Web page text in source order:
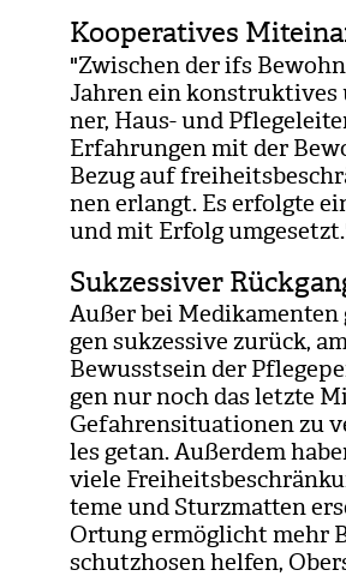
Kooperatives
"Zwi­schen der ifs
Jah­ren ein
ner, Haus- und
Erfah­run­gen mit der
Bezug auf
nen erlangt. Es erfolgte
und mit Erfolg
Sukzessiver
Außer bei
gen suk­zes­sive zurück,
Bewusst­sein der
gen nur noch das letzte
Gefah­ren­si­tua­tio­nen zu
les getan. Außer­dem
viele
teme und Sturz­mat­ten
Ortung ermög­licht mehr
schutz­ho­sen hel­fen,